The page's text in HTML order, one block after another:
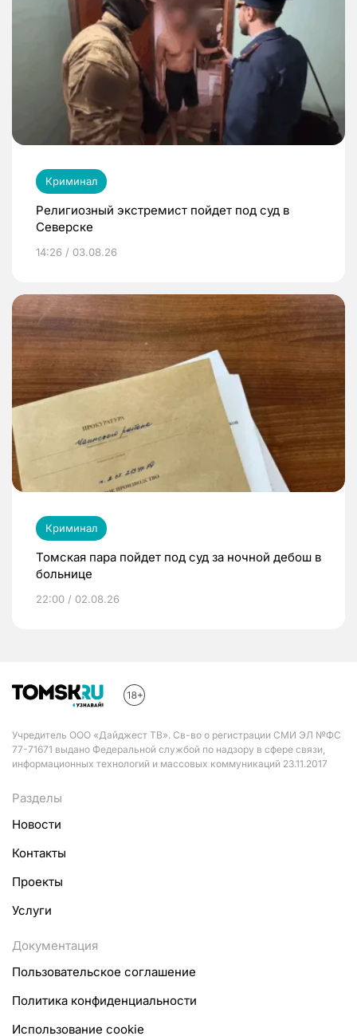
Криминал
Религиозный экстремист пойдет под суд в
Северске
14:26 / 03.08.26
Криминал
Томская пара пойдет под суд за ночной дебош в
больнице
22:00 / 02.08.26
Учредитель ООО «Дайджест ТВ». Св-во о регистрации СМИ ЭЛ №ФС
77-71671 выдано Федеральной службой по надзору в сфере связи,
информационных технологий и массовых коммуникаций 23.11.2017
Разделы
Новости
Контакты
Проекты
Услуги
Документация
Пользовательское соглашение
Политика конфиденциальности
Использование cookie